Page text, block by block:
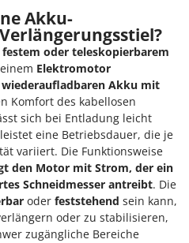
Akku-
oder teleskopierbarem
Elektromotor
Akku mit
Komfort des kabellosen
sich bei Entladung leicht
eine Betriebsdauer, die je
variiert. Die Funktionsweise
den Motor mit Strom, der ein
Schneidmesser antreibt. Die
oder feststehend sein kann,
oder zu stabilisieren,
zugängliche Bereiche